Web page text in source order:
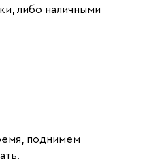
либо наличными
поднимем